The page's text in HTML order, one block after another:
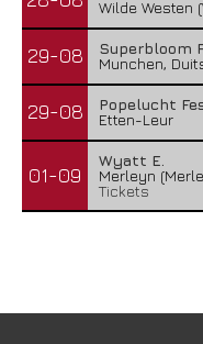
Wilde Westen
29-08
Superbloom
Munchen,
29-08
Popelucht
Etten-Leur
01-09
Wyatt E.
Merleyn
Tickets